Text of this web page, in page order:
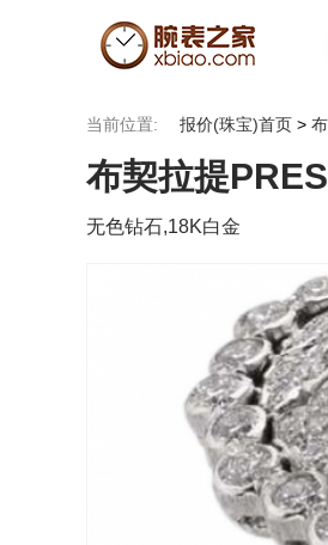
当前位置: 报价(珠宝)首页 >
布契拉提
无色钻石,18K白金